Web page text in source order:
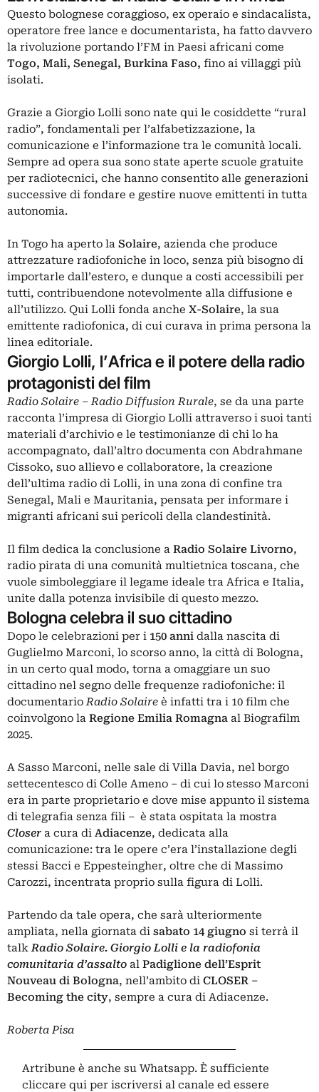
Questo bolognese coraggioso, ex operaio e sindacalista,
operatore free lance e documentarista, ha fatto davvero
la rivoluzione portando l’FM in Paesi africani come
Togo, Mali, Senegal, Burkina Faso, fino ai villaggi più
isolati.
Grazie a Giorgio Lolli sono nate qui le cosiddette “rural
radio”, fondamentali per l’alfabetizzazione, la
comunicazione e l’informazione tra le comunità locali.
Sempre ad opera sua sono state aperte scuole gratuite
per radiotecnici, che hanno consentito alle generazioni
successive di fondare e gestire nuove emittenti in tutta
autonomia.
In Togo ha aperto la Solaire, azienda che produce
attrezzature radiofoniche in loco, senza più bisogno di
importarle dall’estero, e dunque a costi accessibili per
tutti, contribuendone notevolmente alla diffusione e
all’utilizzo. Qui Lolli fonda anche X-Solaire, la sua
emittente radiofonica, di cui curava in prima persona la
linea editoriale.
Giorgio Lolli, l’Africa e il potere della radio
protagonisti del film
Radio Solaire – Radio Diffusion Rurale, se da una parte
racconta l’impresa di Giorgio Lolli attraverso i suoi tanti
materiali d’archivio e le testimonianze di chi lo ha
accompagnato, dall’altro documenta con Abdrahmane
Cissoko, suo allievo e collaboratore, la creazione
dell’ultima radio di Lolli, in una zona di confine tra
Senegal, Mali e Mauritania, pensata per informare i
migranti africani sui pericoli della clandestinità.
Il film dedica la conclusione a Radio Solaire Livorno,
radio pirata di una comunità multietnica toscana, che
vuole simboleggiare il legame ideale tra Africa e Italia,
unite dalla potenza invisibile di questo mezzo.
Bologna celebra il suo cittadino
Dopo le celebrazioni per i 150 anni dalla nascita di
Guglielmo Marconi, lo scorso anno, la città di Bologna,
in un certo qual modo, torna a omaggiare un suo
cittadino nel segno delle frequenze radiofoniche: il
documentarioRadio Solaire è infatti tra i 10 film che
coinvolgono la Regione Emilia Romagna al Biografilm
2025.
A Sasso Marconi, nelle sale di Villa Davia, nel borgo
settecentesco di Colle Ameno – di cui lo stesso Marconi
era in parte proprietario e dove mise appunto il sistema
di telegrafia senza fili – è stata ospitata la mostra
Closer a cura di Adiacenze, dedicata alla
comunicazione: tra le opere c’era l’installazione degli
stessi Bacci e Eppesteingher, oltre che di Massimo
Carozzi, incentrata proprio sulla figura di Lolli.
Partendo da tale opera, che sarà ulteriormente
ampliata, nella giornata di sabato 14 giugno si terrà il
talkRadio Solaire. Giorgio Lolli e la radiofonia
comunitaria d’assalto al Padiglione dell’Esprit
Nouveau di Bologna, nell’ambito di CLOSER –
Becoming the city, sempre a cura di Adiacenze.
Roberta Pisa
Artribune è anche su Whatsapp. È sufficiente
cliccare qui per iscriversi al canale ed essere